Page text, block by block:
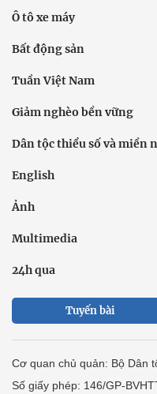
Ô tô xe máy
Bất động sản
Tuần Việt Nam
Giảm nghèo bền vững
Dân tộc thiểu số và miền
English
Ảnh
Multimedia
24h qua
Tuyến bài
Cơ quan chủ quản: Bộ Dân
Số giấy phép: 146/GP-